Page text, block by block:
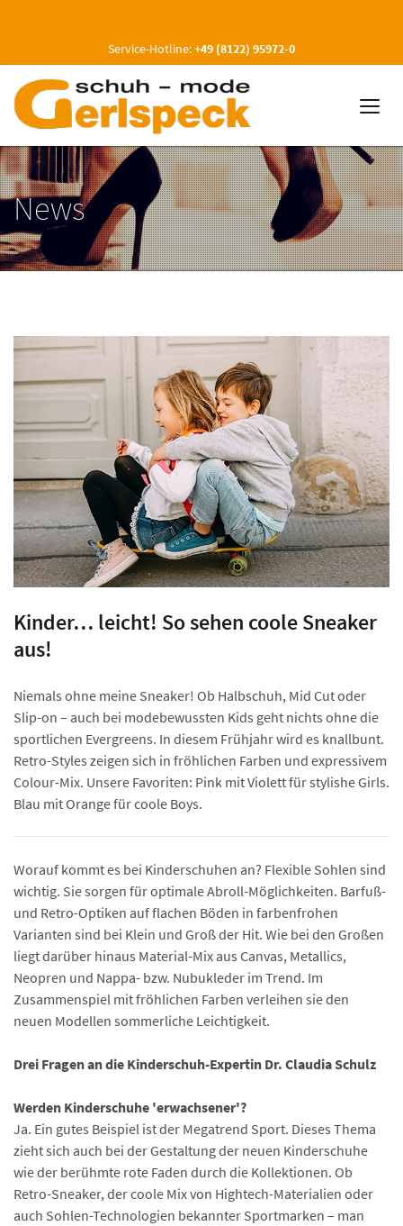
Service-Hotline:+49 (8122) 95972-0
News
Kinder… leicht! So sehen coole Sneaker
aus!
Niemals ohne meine Sneaker! Ob Halbschuh, Mid Cut oder
Slip-on – auch bei modebewussten Kids geht nichts ohne die
sportlichen Evergreens. In diesem Frühjahr wird es knallbunt.
Retro-Styles zeigen sich in fröhlichen Farben und expressivem
Colour-Mix. Unsere Favoriten: Pink mit Violett für stylishe Girls.
Blau mit Orange für coole Boys.
Worauf kommt es bei Kinderschuhen an? Flexible Sohlen sind
wichtig. Sie sorgen für optimale Abroll-Möglichkeiten. Barfuß-
und Retro-Optiken auf flachen Böden in farbenfrohen
Varianten sind bei Klein und Groß der Hit. Wie bei den Großen
liegt darüber hinaus Material-Mix aus Canvas, Metallics,
Neopren und Nappa- bzw. Nubukleder im Trend. Im
Zusammenspiel mit fröhlichen Farben verleihen sie den
neuen Modellen sommerliche Leichtigkeit.
Drei Fragen an die Kinderschuh-Expertin Dr. Claudia Schulz
Werden Kinderschuhe 'erwachsener'?
Ja. Ein gutes Beispiel ist der Megatrend Sport. Dieses Thema
zieht sich auch bei der Gestaltung der neuen Kinderschuhe
wie der berühmte rote Faden durch die Kollektionen. Ob
Retro-Sneaker, der coole Mix von Hightech-Materialien oder
auch Sohlen-Technologien bekannter Sportmarken – man